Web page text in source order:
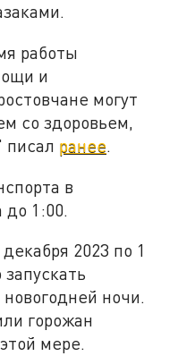
работы
и
могут
со здоровьем,
писал ранее.
в
1:00.
2023 по 1
ночи.
горожан
мере.